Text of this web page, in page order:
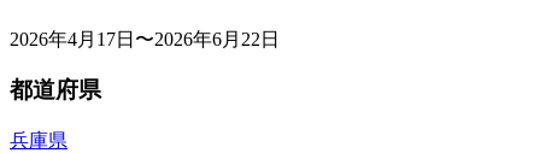
2026年4月17日〜2026年6月22日
都道府県
兵庫県